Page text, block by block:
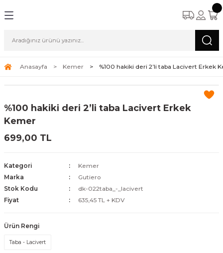
Anasayfa Kemer %100 hakiki deri 2’li taba Lacivert Erkek
%100 hakiki deri 2’li taba Lacivert Erkek
Kemer
699,00 TL
Kategori
Kemer
Marka
Gutiero
Stok Kodu
dk-022taba_-_lacivert
Fiyat
635,45 TL + KDV
Ürün Rengi
Taba - Lacivert